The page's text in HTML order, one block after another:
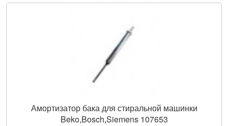
Амортизатор бака для стиральной машинки
Beko,Bosch,Siemens 107653